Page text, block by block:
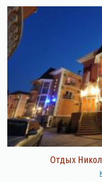
Отдых